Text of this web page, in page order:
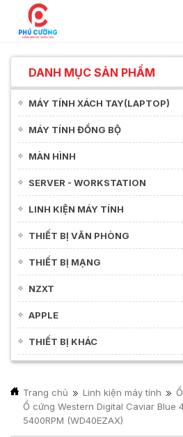
DANH MỤC SẢN PHẨM
MÁY TÍNH XÁCH TAY(LAPTOP)
MÁY TÍNH ĐỒNG BỘ
MÀN HÌNH
SERVER - WORKSTATION
LINH KIỆN MÁY TÍNH
THIẾT BỊ VĂN PHÒNG
THIẾT BỊ MẠNG
NZXT
APPLE
THIẾT BỊ KHÁC
Trang chủ Linh kiện máy tính
Ổ cứng Western Digital Caviar Blue
5400RPM (WD40EZAX)